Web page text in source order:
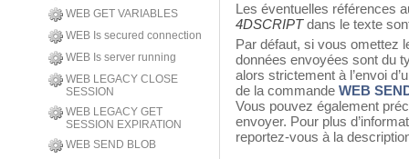
WEB GET VARIABLES
WEB Is secured connection
WEB Is server running
WEB LEGACY CLOSE
SESSION
WEB LEGACY GET
SESSION EXPIRATION
WEB SEND BLOB
Les éventuelles références
4DSCRIPTdans le texte
Par défaut, si vous omettez
données envoyées sont du
alors strictement à l’envoi
de la commande WEB
Vous pouvez également
envoyer. Pour plus
reportez-vous à la